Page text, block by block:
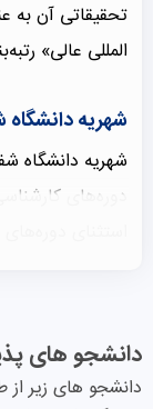
تحقیقاتی آن به
المللی عالی»
شهریه دانشگاه
استثنای
تنها در صورتی
اگر تصمیم به
دانشجو های
دانشجو های زیر